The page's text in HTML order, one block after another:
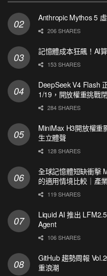
Anthropic Mythos 5
206 SHARES
記憶體成本狂飆！AI
153 SHARES
DeepSeek V4 Flash
1/19，開放權重挑戰
284 SHARES
MiniMax H3開放權
生立體聲
128 SHARES
全球記憶體短缺衝擊
的適用情境比較｜產
119 SHARES
Liquid AI 推出
Agent
106 SHARES
GitHub 趨勢周報
重浪潮